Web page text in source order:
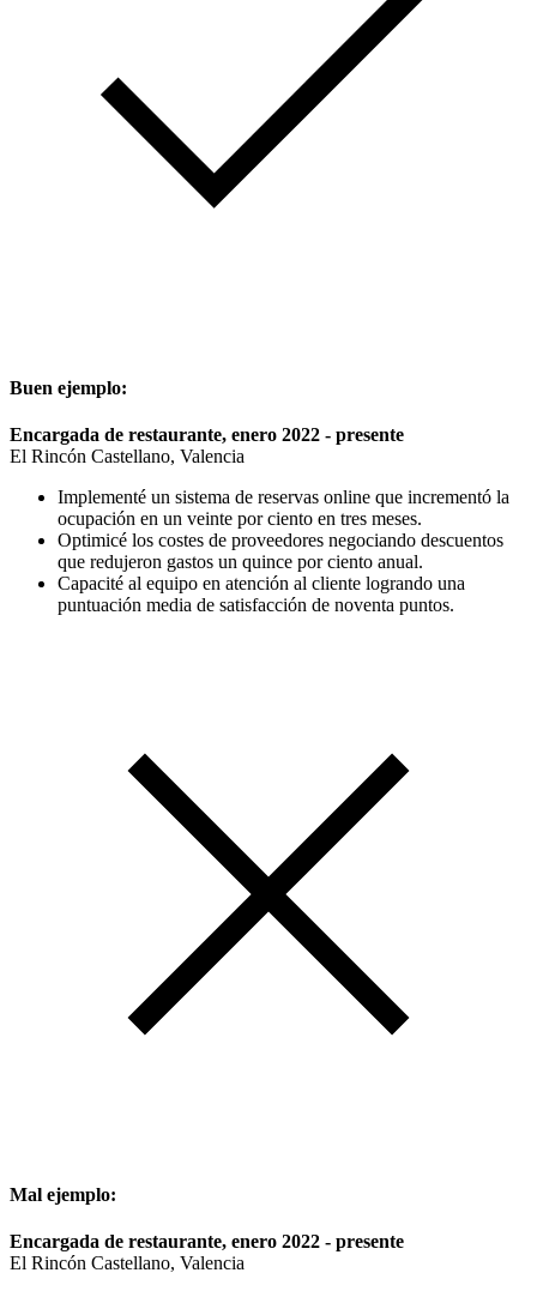
Buen ejemplo:
Encargada de restaurante, enero 2022 - presente
El Rincón Castellano, Valencia
Implementé un sistema de reservas online que incrementó la
ocupación en un veinte por ciento en tres meses.
Optimicé los costes de proveedores negociando descuentos
que redujeron gastos un quince por ciento anual.
Capacité al equipo en atención al cliente logrando una
puntuación media de satisfacción de noventa puntos.
Mal ejemplo:
Encargada de restaurante, enero 2022 - presente
El Rincón Castellano, Valencia